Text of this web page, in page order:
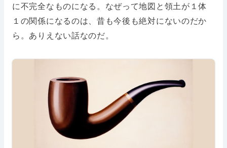
に不完全なものになる。なぜって地図と領土が１体
１の関係になるのは、昔も今後も絶対にないのだか
ら。ありえない話なのだ。